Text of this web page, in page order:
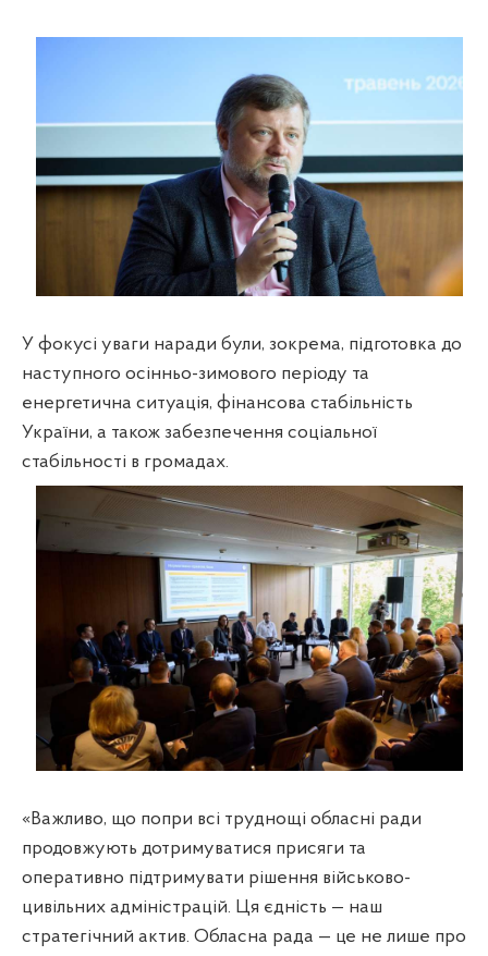
У фокусі уваги наради були, зокрема, підготовка до
наступного осінньо-зимового періоду та
енергетична ситуація, фінансова стабільність
України, а також забезпечення соціальної
стабільності в громадах.
«Важливо, що попри всі труднощі обласні ради
продовжують дотримуватися присяги та
оперативно підтримувати рішення військово-
цивільних адміністрацій. Ця єдність — наш
стратегічний актив. Обласна рада — це не лише про